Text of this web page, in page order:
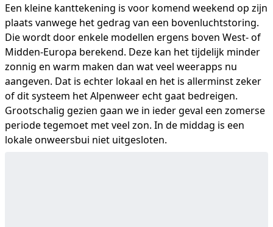
Een kleine kanttekening is voor komend weekend op zijn
plaats vanwege het gedrag van een bovenluchtstoring.
Die wordt door enkele modellen ergens boven West- of
Midden-Europa berekend. Deze kan het tijdelijk minder
zonnig en warm maken dan wat veel weerapps nu
aangeven. Dat is echter lokaal en het is allerminst zeker
of dit systeem het Alpenweer echt gaat bedreigen.
Grootschalig gezien gaan we in ieder geval een zomerse
periode tegemoet met veel zon. In de middag is een
lokale onweersbui niet uitgesloten.